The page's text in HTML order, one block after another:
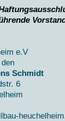
e.V
Schmidt
6